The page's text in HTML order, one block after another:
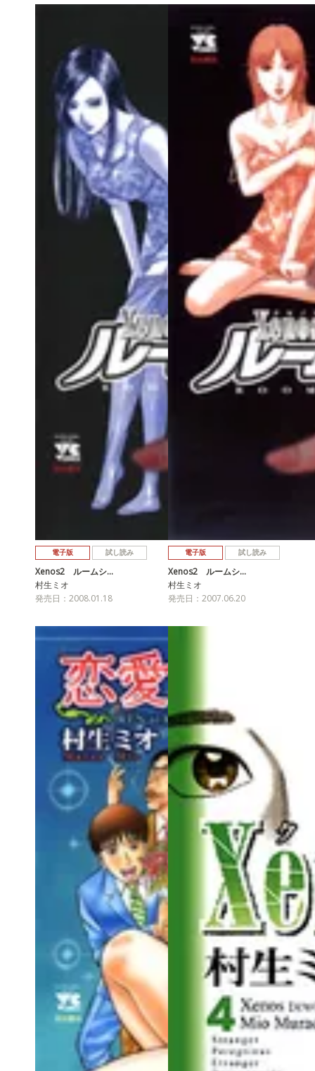
電子版 試し読み
Xenos2 ルームシ…
村生ミオ
発売日：2008.01.18
電子版 試し読み
Xenos2 ルームシ…
村生ミオ
発売日：2007.06.20